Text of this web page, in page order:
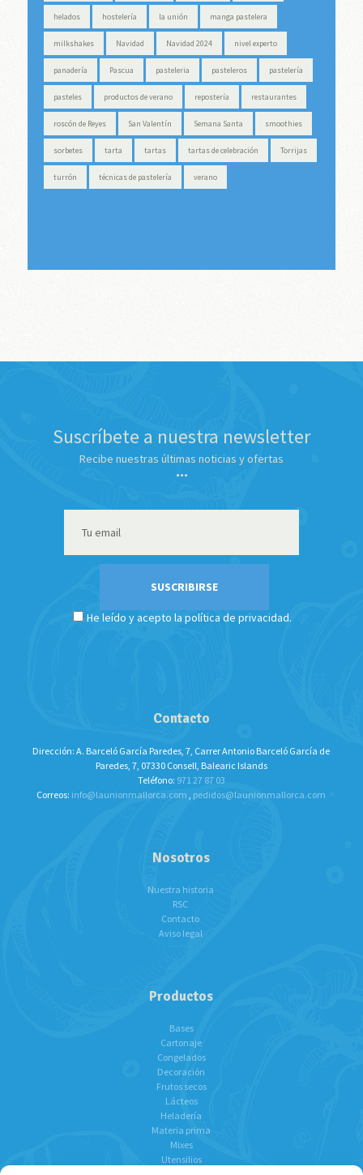
helados hostelería la unión manga pastelera
milkshakes Navidad Navidad 2024 nivel experto
panadería Pascua pasteleria pasteleros pastelería
pasteles productos de verano repostería restaurantes
roscón de Reyes San Valentín Semana Santa smoothies
sorbetes tarta tartas tartas de celebración Torrijas
turrón técnicas de pastelería verano
Suscríbete a nuestra newsletter
Recibe nuestras últimas noticias y ofertas
He leído y acepto la política de privacidad.
Contacto
Dirección: A. Barceló García Paredes, 7, Carrer Antonio Barceló García de
Paredes, 7, 07330 Consell, Balearic Islands
Teléfono: 971 27 87 03
Correos: info@launionmallorca.com pedidos@launionmallorca.com
Nosotros
Nuestra historia
RSC
Contacto
Aviso legal
Productos
Bases
Cartonaje
Congelados
Decoración
Frutos secos
Lácteos
Heladería
Materia prima
Mixes
Utensilios